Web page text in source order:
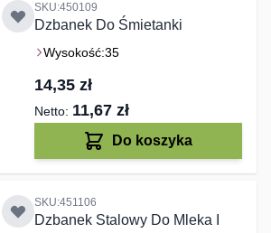
SKU:450109
Dzbanek Do Śmietanki
Wysokość:35
14,35 zł
11,67 zł
Do koszyka
SKU:451106
Dzbanek Stalowy Do Mleka I